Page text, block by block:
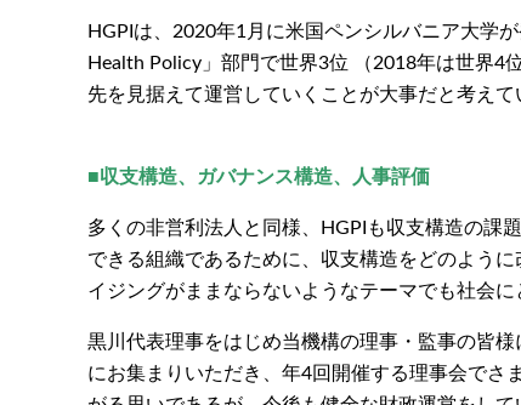
HGPIは、2020年1月に米国ペンシルバニア大学
Health Policy」部門で世界3位 （2018年は世界4
先を見据えて運営していくことが大事だと考えて
■収支構造、ガバナンス構造、人事評価
多くの非営利法人と同様、HGPIも収支構造の課
できる組織であるために、収支構造をどのよう
イジングがままならないようなテーマでも社会
黒川代表理事をはじめ当機構の理事・監事の皆
にお集まりいただき、年4回開催する理事会でさ